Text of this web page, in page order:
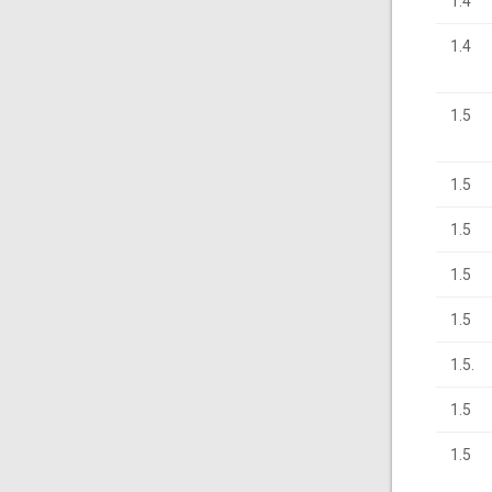
1.4
1.5
1.5
1.5
1.5
1.5
1.5.
1.5
1.5